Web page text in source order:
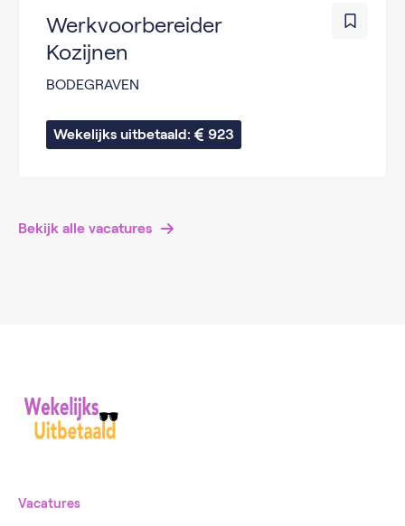
Werkvoorbereider
Kozijnen
BODEGRAVEN
Wekelijks uitbetaald: 923
Bekijk alle vacatures
Vacatures